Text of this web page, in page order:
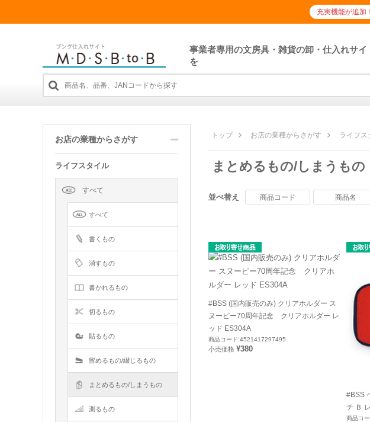
充実機能が追加！
事業者専用の文房具・雑貨の卸・仕入れサ
を
トップ お店の業種からさがす ライフス
まとめるもの/しまうもの
並べ替え 商品コード 商品名
#BSS (国内販売のみ) クリアホルダー ス
ヌーピー70周年記念 クリアホルダー レ
ッド ES304A
商品コード:4521417297495
小売価格 ¥380
#BSS
チ Ｂ
商品コ
お店の業種からさがす
ライフスタイル
すべて
すべて
書くもの
消すもの
書かれるもの
切るもの
貼るもの
留めるもの/綴じるもの
まとめるもの/しまうもの
測るもの